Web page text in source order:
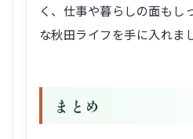
く、仕事や暮らしの面もし
な秋田ライフを手に入れま
まとめ